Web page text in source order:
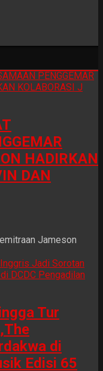
HADIRKAN
DAN
Jameson
Tur
di
Edisi 65